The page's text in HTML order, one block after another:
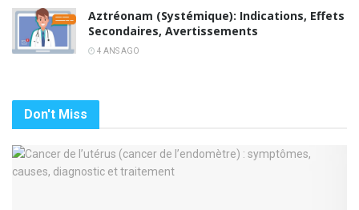
Aztréonam (Systémique): Indications, Effets
Secondaires, Avertissements
4 ANS AGO
Don't Miss